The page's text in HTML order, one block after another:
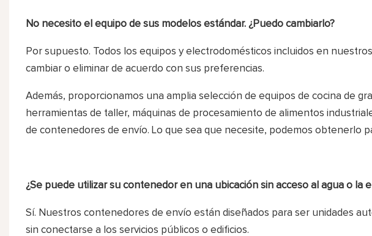
No necesito el equipo de sus modelos estándar. ¿Puedo cambiarlo?
Por supuesto. Todos los equipos y electrodomésticos incluidos en
cambiar o eliminar de acuerdo con sus preferencias.
Además, proporcionamos una amplia selección de equipos de cocina de
herramientas de taller, máquinas de procesamiento de alimentos
de contenedores de envío. Lo que sea que necesite, podemos obtenerlo
¿Se puede utilizar su contenedor en una ubicación sin acceso al agua o la
Sí. Nuestros contenedores de envío están diseñados para ser unidades
sin conectarse a los servicios públicos o edificios.